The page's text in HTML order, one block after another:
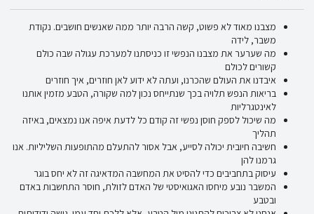
מצבנו מאוד לא פשוט, קשה הרבה יותר ממה שאנשים חושבים. נקודת
משבר, לידה
מה שערער את מצבנו הנפשי זו כניסתנו למערכת עגולה שבה כולם
קשורים לכולם
איבדנו את העולם שהכרנו, ועתה לא ידוע לאן חוזרים, איך חוזרים
בריאות הנפש תלויה בכך שנתייחס נכון למה שקורה, הטבע מזמין אותנו
לאינטגרליות
מה שיכול לספק חוסן נפשי זה קודם כל לדעת איפה אנו נמצאים, באיזה
תהליך
חשיבה חיובית יכולה לסייע, אבל אסור להתעלם מהתופעות השליליות. אנו
גרמנו להן
עיסוק בתחביבים כדי להסיט את המחשבה המדאיגה זה לא יחס בוגר
המשבר נובע מיחסו האגואיסטי של האדם לזולת, חוסר התחשבות באדם
ובטבע